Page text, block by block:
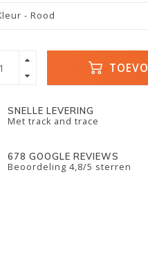
- Rood
SNELLE LEVERING
Met track and trace
678 GOOGLE REVIEWS
Beoordeling 4,8/5 sterren